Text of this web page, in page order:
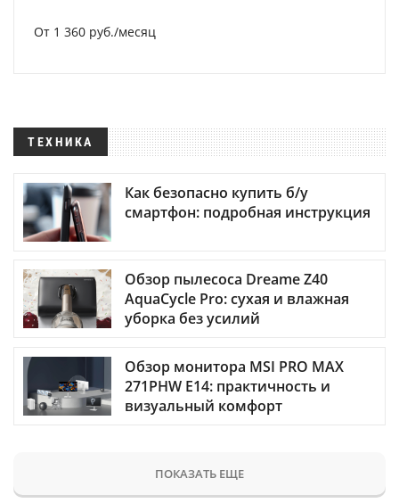
От 1 360 руб./месяц
ТЕХНИКА
Как безопасно купить б/у
смартфон: подробная инструкция
Обзор пылесоса Dreame Z40
AquaCycle Pro: сухая и влажная
уборка без усилий
Обзор монитора MSI PRO MAX
271PHW E14: практичность и
визуальный комфорт
ПОКАЗАТЬ ЕЩЕ